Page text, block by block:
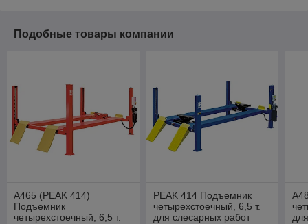
Подобные товары компании
A465 (PEAK 414)
Подъемник
четырехстоечный, 6,5 т.
PEAK 414 Подъемник
четырехстоечный, 6,5 т.
для слесарных работ